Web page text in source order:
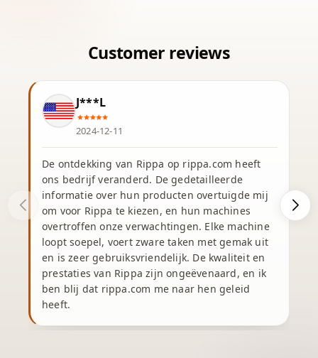
J***L
2024-12-11
De ontdekking van Rippa op rippa.com heeft
ons bedrijf veranderd. De gedetailleerde
informatie over hun producten overtuigde mij
om voor Rippa te kiezen, en hun machines
overtroffen onze verwachtingen. Elke machine
loopt soepel, voert zware taken met gemak uit
en is zeer gebruiksvriendelijk. De kwaliteit en
prestaties van Rippa zijn ongeëvenaard, en ik
ben blij dat rippa.com me naar hen geleid
heeft.